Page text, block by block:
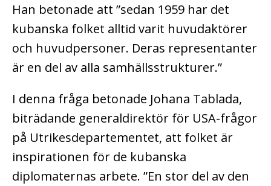
Han betonade att ”sedan 1959 har det
kubanska folket alltid varit huvudaktörer
och huvudpersoner. Deras representanter
är en del av alla samhällsstrukturer.”
I denna fråga betonade Johana Tablada,
biträdande generaldirektör för USA-frågor
på Utrikesdepartementet, att folket är
inspirationen för de kubanska
diplomaternas arbete. ”En stor del av den